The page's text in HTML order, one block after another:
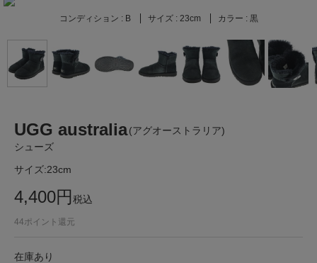
コンディション : B サイズ : 23cm カラー : 黒
UGG australia(アグオーストラリア)
シューズ
サイズ:23cm
4,400円税込
44ポイント還元
在庫あり